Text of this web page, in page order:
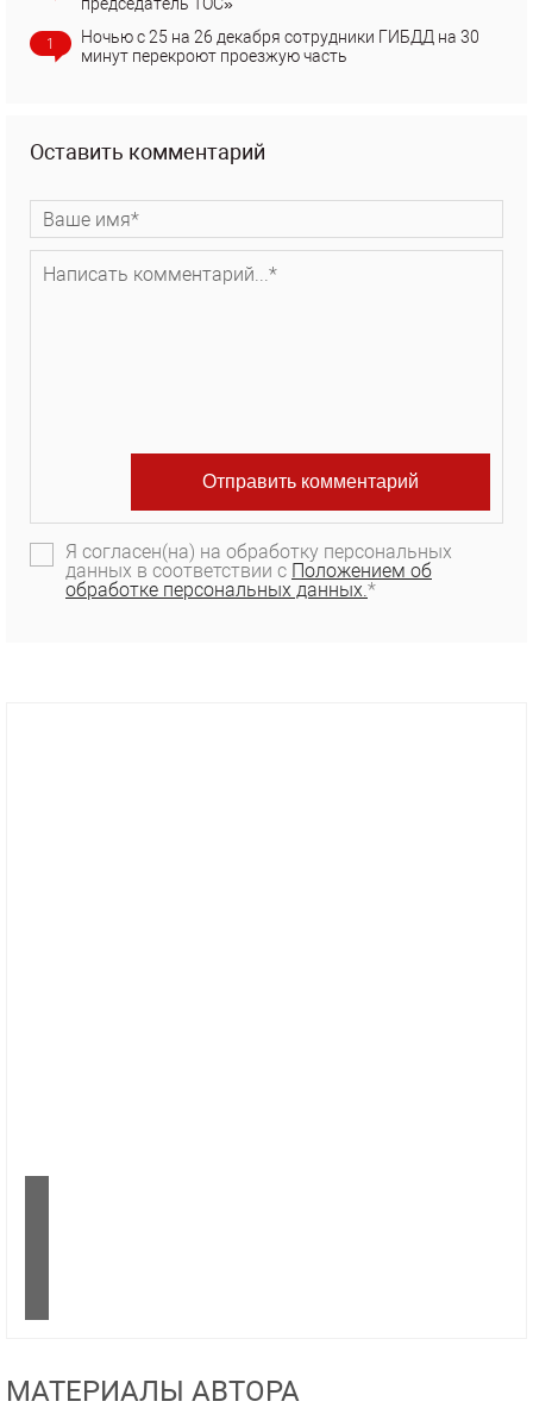
1
Ночью с 25 на 26 декабря сотрудники ГИБДД на 30
минут перекроют проезжую часть
Оставить комментарий
Я согласен(на) на обработку персональных
данных в соответствии с Положением об
обработке персональных данных.*
МАТЕРИАЛЫ АВТОРА